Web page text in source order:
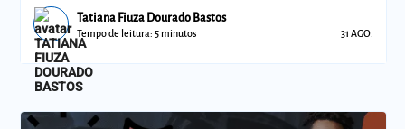
Tatiana Fiuza Dourado Bastos
Tempo de leitura: 5 minutos 31 AGO.